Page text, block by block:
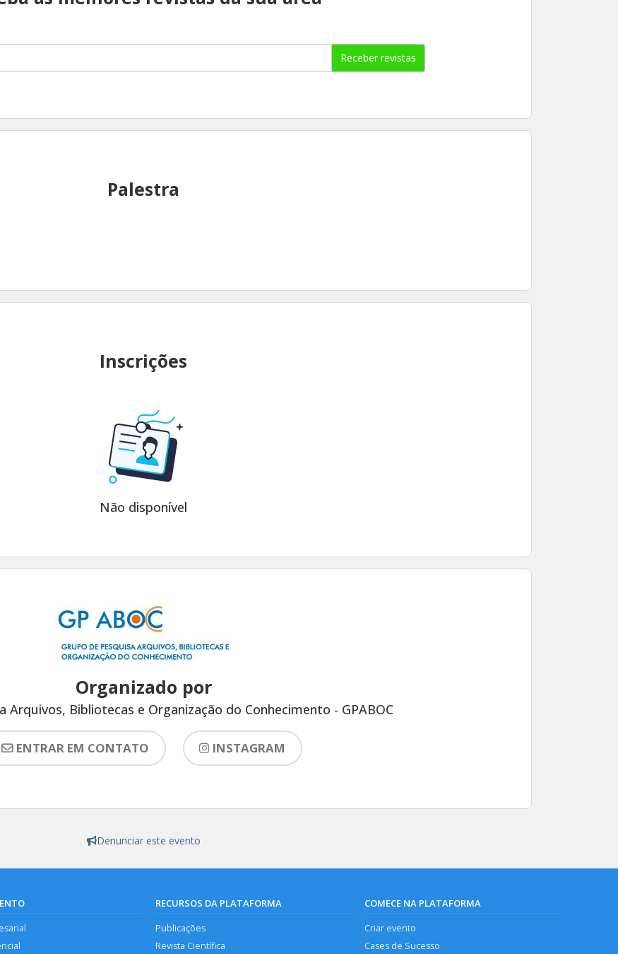
Receber revistas
Palestra
Inscrições
Não disponível
Organizado por
Arquivos, Bibliotecas e Organização do Conhecimento - GPABOC
ENTRAR EM CONTATO INSTAGRAM
Denunciar este evento
RECURSOS DA PLATAFORMA
Publicações
Revista Científica
COMECE NA PLATAFORMA
Criar evento
Cases de Sucesso